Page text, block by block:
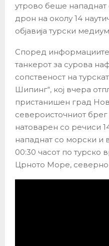
утрово беше
дрон на околу 14
објавија турски
Според информациите
танкерот за сурова
сопственост на
Шипинг“, кој вчера
пристанишен град
североисточниот
натоварен со речиси
нападнат со морски и
00:30 часот по турско
Црното Море,